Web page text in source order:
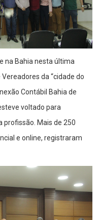
na Bahia nesta última
da “cidade do
Contábil Bahia de
voltado para
Mais de 250
e online, registraram